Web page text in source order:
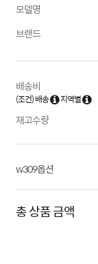
모델명
브랜드
배송비
(조건) 배송 지역별
재고수량
w309옵션
총 상품 금액